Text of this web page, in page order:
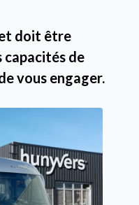
doit être
capacités de
vous engager.